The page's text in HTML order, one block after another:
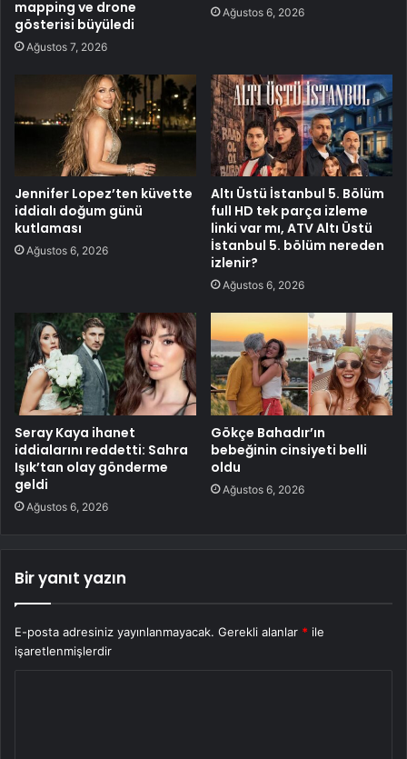
mapping ve drone
gösterisi büyüledi
Ağustos 7, 2026
Ağustos 6, 2026
Jennifer Lopez’ten küvette
iddialı doğum günü
kutlaması
Ağustos 6, 2026
Altı Üstü İstanbul 5. Bölüm
full HD tek parça izleme
linki var mı, ATV Altı Üstü
İstanbul 5. bölüm nereden
izlenir?
Ağustos 6, 2026
Seray Kaya ihanet
iddialarını reddetti: Sahra
Işık’tan olay gönderme
geldi
Ağustos 6, 2026
Gökçe Bahadır’ın
bebeğinin cinsiyeti belli
oldu
Ağustos 6, 2026
Bir yanıt yazın
E-posta adresiniz yayınlanmayacak. Gerekli alanlar * ile
işaretlenmişlerdir